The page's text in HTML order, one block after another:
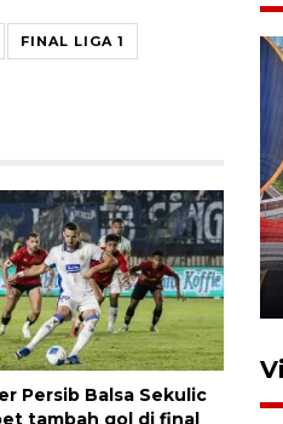
FINAL LIGA 1
Persib Balsa Sekulic
tambah gol di final
tinjau
di